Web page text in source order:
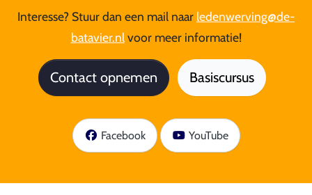
Interesse? Stuur dan een mail naar ledenwerving@de-
batavier.nlvoor meer informatie!
Contact opnemen Basiscursus
Facebook YouTube